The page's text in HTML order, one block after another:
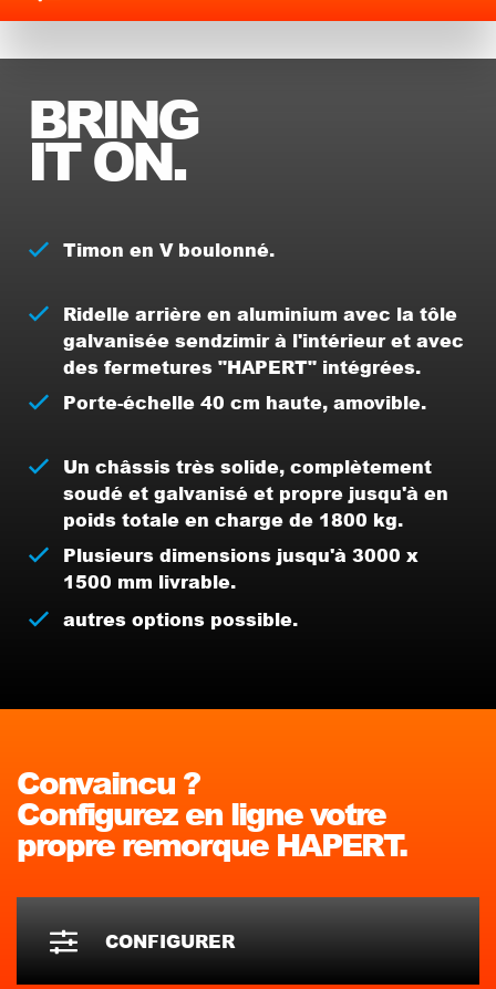
BRING
IT ON.
Timon en V boulonné.
Ridelle arrière en aluminium avec la tôle
galvanisée sendzimir à l'intérieur et avec
des fermetures "HAPERT" intégrées.
Porte-échelle 40 cm haute, amovible.
Un châssis très solide, complètement
soudé et galvanisé et propre jusqu'à en
poids totale en charge de 1800 kg.
Plusieurs dimensions jusqu'à 3000 x
1500 mm livrable.
autres options possible.
Convaincu ?
Configurez en ligne votre
propre remorque HAPERT.
CONFIGURER